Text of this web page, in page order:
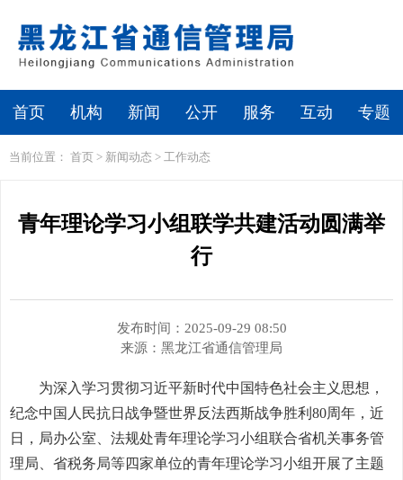
首页 机构 新闻 公开 服务 互动 专题
当前位置： 首页 > 新闻动态 > 工作动态
青年理论学习小组联学共建活动圆满举
行
发布时间：2025-09-29 08:50
来源： 黑龙江省通信管理局
为深入学习贯彻习近平新时代中国特色社会主义思想，
纪念中国人民抗日战争暨世界反法西斯战争胜利80周年，近
日，局办公室、法规处青年理论学习小组联合省机关事务管
理局、省税务局等四家单位的青年理论学习小组开展了主题